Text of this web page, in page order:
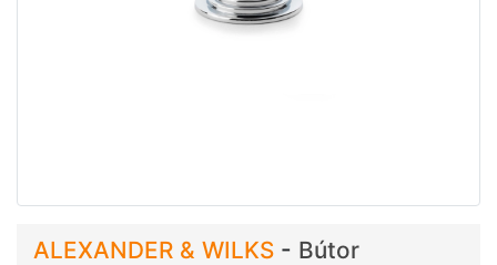
ALEXANDER & WILKS - Bútor